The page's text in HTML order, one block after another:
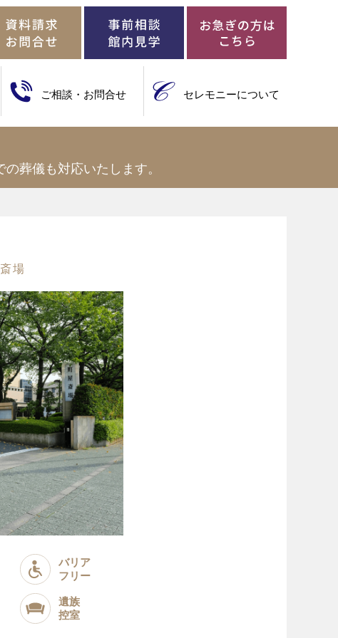
ご相談・お問合せ セレモニーについて
葬儀も対応いたします。
場
バリア
フリー
遺族
控室